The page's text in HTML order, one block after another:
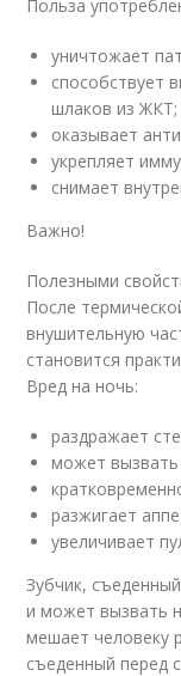
Польза
уничтожает
способствует
шлаков из ЖКТ;
оказывает
укрепляет
снимает
Важно!
Полезными
После
внушительную
становится
Вред на ночь:
раздражает
может вызвать
разжигает
увеличивает
Зубчик,
и может вызвать
мешает человеку
съеденный перед